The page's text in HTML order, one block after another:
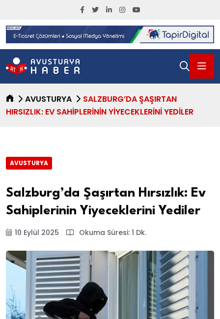
AVUSTURYA
SALZBURG’DA ŞAŞIRTAN
HIRSIZLIK: EV SAHIPLERININ YIYECEKLERINI YEDILER
AVUSTURYA
Salzburg’da Şaşırtan Hırsızlık: Ev
Sahiplerinin Yiyeceklerini Yediler
10 Eylül 2025 Okuma Süresi: 1 Dk.